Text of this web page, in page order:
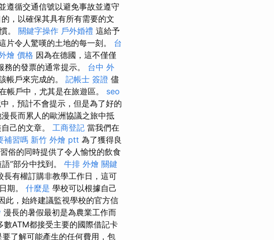
遵循交通信號以避免事故並遵守
，以確保其具有所有需要的文
。 關鍵字操作 戶外婚禮 這給予
片令人驚嘆的土地的每一刻。 台
燴 價格 因為在德國，這不僅僅
的發票的通常提示。 台中 外
帳戶來完成的。 記帳士 簽證 儘
帳戶中，尤其是在旅遊區。 seo
，預計不會提示，但是為了好的
長而累人的歐洲協議之旅中抵
己的文章。 工商登記 當我們在
補習嗎 新竹 外燴 ptt 為了獲得良
俗的同時提供了令人愉悅的飲食
”部分中找到。 牛排 外燴 關鍵
有權訂購非教學工作日，這可
期。 什麼是 學校可以根據自己
此，始終建議監視學校的官方信
漫長的暑假最初是為農業工作而
ATM都接受主要的國際借記卡
了解可能產生的任何費用，包